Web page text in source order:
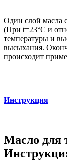
Один слой масла
(При t=23°С и
температуры и
высыхания.
происходит
Инструкция
Масло для